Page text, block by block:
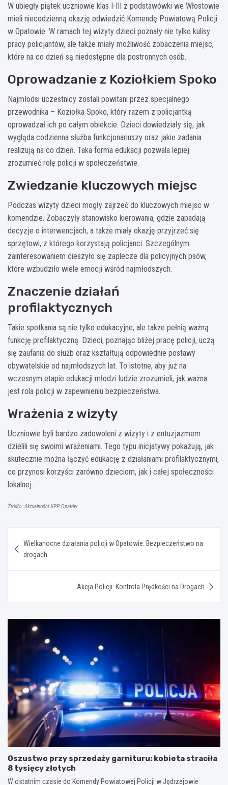
W ubiegły piątek uczniowie klas I-III z podstawówki we Włostowie
mieli niecodzienną okazję odwiedzić Komendę Powiatową Policji
w Opatowie. W ramach tej wizyty dzieci poznały nie tylko kulisy
pracy policjantów, ale także miały możliwość zobaczenia miejsc,
które na co dzień są niedostępne dla postronnych osób.
Oprowadzanie z Koziołkiem Spoko
Najmłodsi uczestnicy zostali powitani przez specjalnego
przewodnika – Koziołka Spoko, który razem z policjantką
oprowadzał ich po całym obiekcie. Dzieci dowiedziały się, jak
wygląda codzienna służba funkcjonariuszy oraz jakie zadania
realizują na co dzień. Taka forma edukacji pozwala lepiej
zrozumieć rolę policji w społeczeństwie.
Zwiedzanie kluczowych miejsc
Podczas wizyty dzieci mogły zajrzeć do kluczowych miejsc w
komendzie. Zobaczyły stanowisko kierowania, gdzie zapadają
decyzje o interwencjach, a także miały okazję przyjrzeć się
sprzętowi, z którego korzystają policjanci. Szczególnym
zainteresowaniem cieszyło się zaplecze dla policyjnych psów,
które wzbudziło wiele emocji wśród najmłodszych.
Znaczenie działań
profilaktycznych
Takie spotkania są nie tylko edukacyjne, ale także pełnią ważną
funkcję profilaktyczną. Dzieci, poznając bliżej pracę policji, uczą
się zaufania do służb oraz kształtują odpowiednie postawy
obywatelskie od najmłodszych lat. To istotne, aby już na
wczesnym etapie edukacji młodzi ludzie zrozumieli, jak ważna
jest rola policji w zapewnieniu bezpieczeństwa.
Wrażenia z wizyty
Uczniowie byli bardzo zadowoleni z wizyty i z entuzjazmem
dzielili się swoimi wrażeniami. Tego typu inicjatywy pokazują, jak
skutecznie można łączyć edukację z działaniami profilaktycznymi,
co przynosi korzyści zarówno dzieciom, jak i całej społeczności
lokalnej.
Źródło: Aktualności KPP Opatów
wpisu
Wielkanocne działania policji w Opatowie: Bezpieczeństwo na
drogach
Akcja Policji: Kontrola Prędkości na Drogach
Oszustwo przy sprzedaży garnituru: kobieta straciła
8 tysięcy złotych
W ostatnim czasie do Komendy Powiatowej Policji w Jędrzejowie